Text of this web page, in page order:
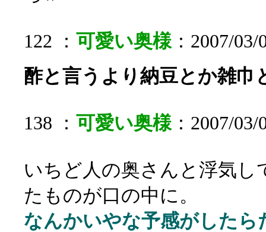
122 ： 可愛い奥様：2007/03/
酢と言うより納豆とか雑巾
138 ： 可愛い奥様：2007/03/
いちど人の奥さんと浮気
たものが口の中に。
なんかいやな予感がした